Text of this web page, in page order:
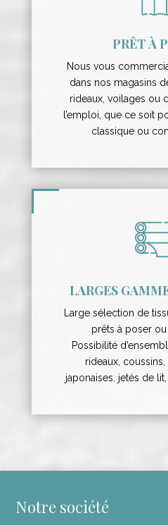
PRÊT À
Nous vous
dans nos magasins
rideaux, voilages ou
l’emploi, que ce soit
classique ou
LARGES
Large sélection de
prêts à poser ou
Possibilité
rideaux,
japonaises, jetés de
Notre société